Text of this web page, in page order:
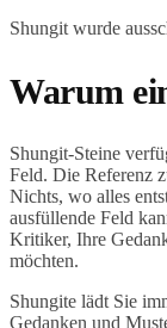
Shungit wurde
Warum
Shungit-Steine
Feld. Die Referenz
Nichts, wo alles
ausfüllende Feld
Kritiker, Ihre
möchten.
Shungite lädt Sie
Gedanken und